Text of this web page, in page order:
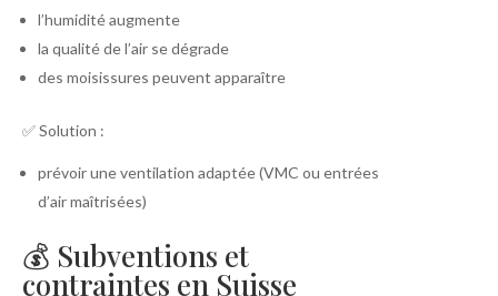
l’humidité augmente
la qualité de l’air se dégrade
des moisissures peuvent apparaître
✅ Solution :
prévoir une ventilation adaptée (VMC ou entrées
d’air maîtrisées)
💰 Subventions et
contraintes en Suisse